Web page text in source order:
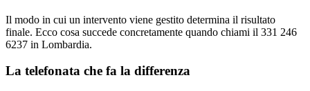
Il modo in cui un intervento viene gestito determina il risultato
finale. Ecco cosa succede concretamente quando chiami il 331 246
6237 in Lombardia.
La telefonata che fa la differenza